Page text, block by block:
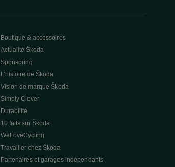
Boutique & accessoires
Actualité Škoda
Sponsoring
L’histoire de Škoda
Vision de marque Škoda
Simply Clever
Durabilité
10 faits sur Škoda
WeLoveCycling
Travailler chez Škoda
Partenaires et garages indépendants